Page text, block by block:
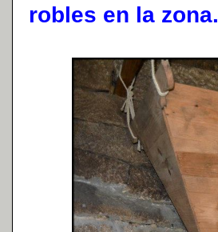
robles en la zona.